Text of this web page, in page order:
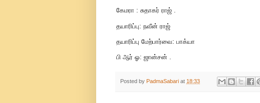
கேமரா : சுதாகர் ராஜ் .
தயாரிப்பு: நவீன் ராஜ்
தயாரிப்பு மேற்பார்வை: பாக்யா
பி ஆர் ஓ: ஜான்சன் .
Posted by PadmaSabari at 18:33